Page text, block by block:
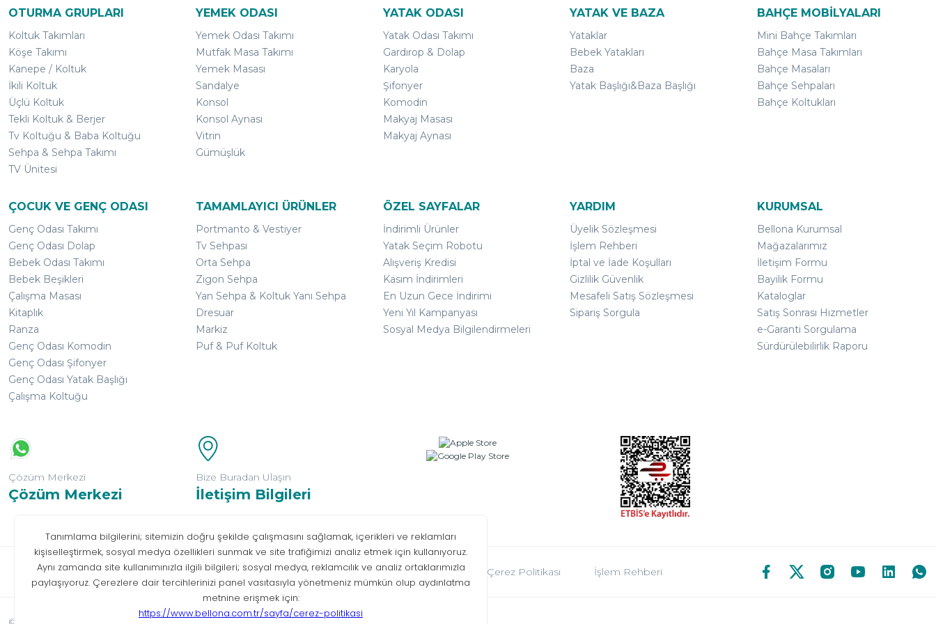
OTURMA GRUPLARI
Koltuk Takımları
Köşe Takımı
Kanepe / Koltuk
İkili Koltuk
Üçlü Koltuk
Tekli Koltuk & Berjer
Tv Koltuğu & Baba Koltuğu
Sehpa & Sehpa Takımı
TV Ünitesi
YEMEK ODASI
Yemek Odası Takımı
Mutfak Masa Takımı
Yemek Masası
Sandalye
Konsol
Konsol Aynası
Vitrin
Gümüşlük
YATAK ODASI
Yatak Odası Takımı
Gardırop & Dolap
Karyola
Şifonyer
Komodin
Makyaj Masası
Makyaj Aynası
YATAK VE BAZA
Yataklar
Bebek Yatakları
Baza
Yatak Başlığı&Baza Başlığı
BAHÇE MOBİLYALARI
Mini Bahçe Takımları
Bahçe Masa Takımları
Bahçe Masaları
Bahçe Sehpaları
Bahçe Koltukları
ÇOCUK VE GENÇ ODASI
Genç Odası Takımı
Genç Odası Dolap
Bebek Odası Takımı
Bebek Beşikleri
Çalışma Masası
Kitaplık
Ranza
Genç Odası Komodin
Genç Odası Şifonyer
Genç Odası Yatak Başlığı
Çalışma Koltuğu
TAMAMLAYICI ÜRÜNLER
Portmanto & Vestiyer
Tv Sehpası
Orta Sehpa
Zigon Sehpa
Yan Sehpa & Koltuk Yanı Sehpa
Dresuar
Markiz
Puf & Puf Koltuk
ÖZEL SAYFALAR
İndirimli Ürünler
Yatak Seçim Robotu
Alışveriş Kredisi
Kasım İndirimleri
En Uzun Gece İndirimi
Yeni Yıl Kampanyası
Sosyal Medya Bilgilendirmeleri
YARDIM
Üyelik Sözleşmesi
İşlem Rehberi
İptal ve İade Koşulları
Gizlilik Güvenlik
Mesafeli Satış Sözleşmesi
Sipariş Sorgula
KURUMSAL
Bellona Kurumsal
Mağazalarımız
İletişim Formu
Bayilik Formu
Kataloglar
Satış Sonrası Hizmetler
e-Garanti Sorgulama
Sürdürülebilirlik Raporu
Çözüm Merkezi
Çözüm Merkezi
Bize Buradan Ulaşın
İletişim Bilgileri
Bilgi Toplumu Hizmetleri KVKK Çerez Politikası İşlem Rehberi